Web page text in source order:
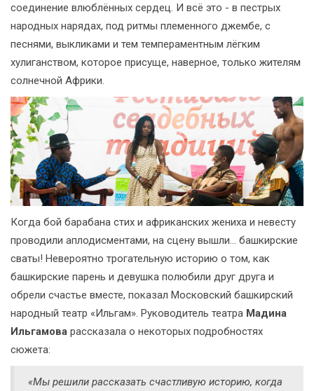
соединение влюблённых сердец. И всё это - в пестрых
народных нарядах, под ритмы племенного джембе, с
песнями, выкликами и тем темпераментным лёгким
хулиганством, которое присуще, наверное, только жителям
солнечной Африки.
Когда бой барабана стих и африканских жениха и невесту
проводили аплодисментами, на сцену вышли... башкирские
сваты! Невероятно трогательную историю о том, как
башкирские парень и девушка полюбили друг друга и
обрели счастье вместе, показал Московский башкирский
народный театр «Ильгам». Руководитель театра Мадина
Ильгамова рассказала о некоторых подробностях
сюжета:
«Мы решили рассказать счастливую историю, когда